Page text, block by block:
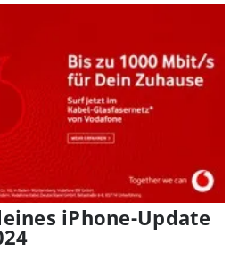
iPhone-Update